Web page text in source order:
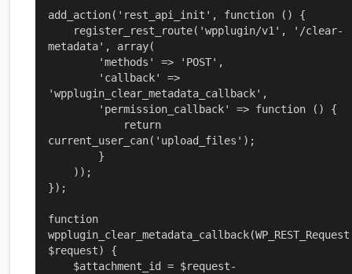
add_action('rest_api_init', function () {
metadata', array(
'wpplugin_clear_metadata_callback',
current_user_can('upload_files');
});
function
$request) {